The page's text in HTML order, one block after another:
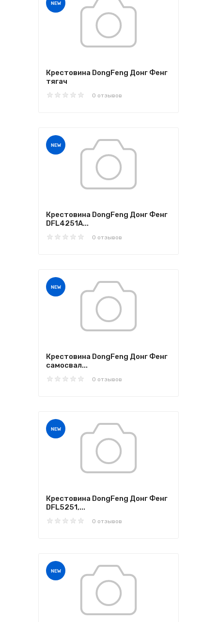
NEW
Крестовина DongFeng Донг Фенг
тягач
0 отзывов
NEW
Крестовина DongFeng Донг Фенг
DFL4251A...
0 отзывов
NEW
Крестовина DongFeng Донг Фенг
самосвал...
0 отзывов
NEW
Крестовина DongFeng Донг Фенг
DFL5251,...
0 отзывов
NEW